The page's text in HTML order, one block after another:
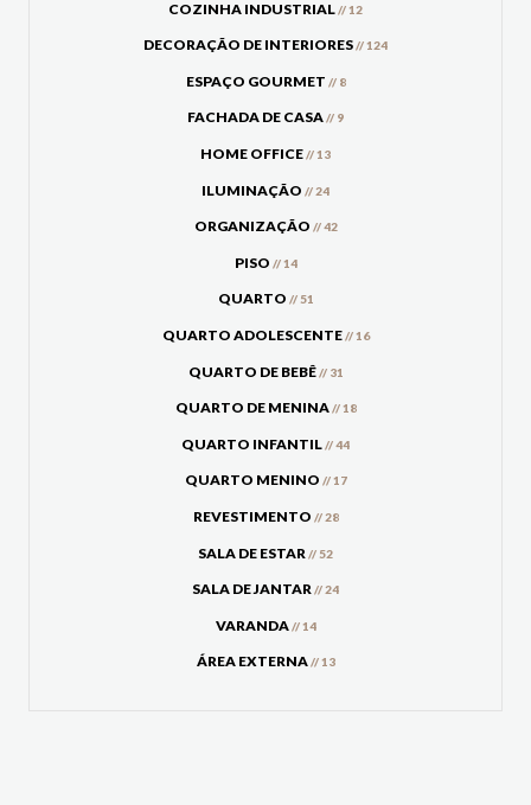
COZINHA INDUSTRIAL// 12
DECORAÇÃO DE INTERIORES// 124
ESPAÇO GOURMET // 8
FACHADA DE CASA// 9
HOME OFFICE// 13
ILUMINAÇÃO // 24
ORGANIZAÇÃO // 42
PISO // 14
QUARTO // 51
QUARTO ADOLESCENTE// 16
QUARTO DE BEBÊ// 31
QUARTO DE MENINA// 18
QUARTO INFANTIL// 44
QUARTO MENINO // 17
REVESTIMENTO // 28
SALA DE ESTAR // 52
SALA DE JANTAR// 24
VARANDA// 14
ÁREA EXTERNA// 13